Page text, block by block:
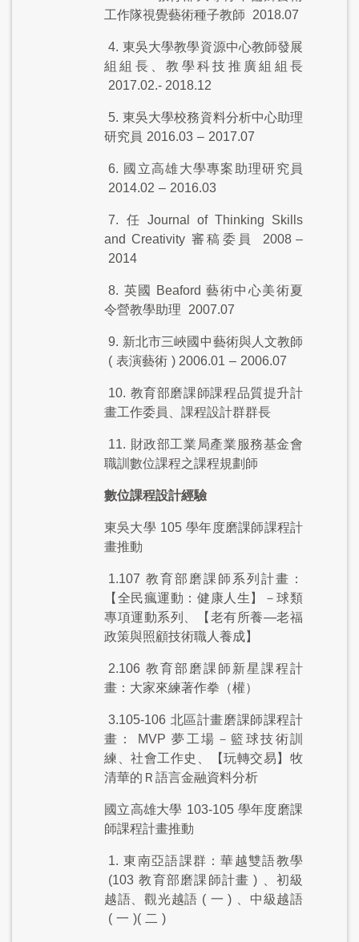
工作隊視覺藝術種子教師
2018.07
4. 東吳大學教學資源中心教師發展
組組長、教學科技推廣組組長
2017.02.- 2018.12
5. 東吳大學校務資料分析中心助理
研究員 2016.03 – 2017.07
6. 國立高雄大學專案助理研究員
2014.02 – 2016.03
7. 任 Journal of Thinking Skills
and Creativity 審稿委員 2008 –
2014
8. 英國 Beaford 藝術中心美術夏
令營教學助理
2007.07
9. 新北市三峽國中藝術與人文教師
( 表演藝術 ) 2006.01 – 2006.07
10. 教育部磨課師課程品質提升計
畫工作委員、課程設計群群長
11. 財政部工業局產業服務基金會
職訓數位課程之課程規劃師
數位課程設計經驗
東吳大學 105 學年度磨課師課程計
畫推動
1.107 教育部磨課師系列計畫：
【全民瘋運動：健康人生】－球類
專項運動系列、【老有所養—老福
政策與照顧技術職人養成】
2.106 教育部磨課師新星課程計
畫：大家來練著作拳（權）
3.105-106 北區計畫磨課師課程計
畫：
MVP 夢工場－籃球技術訓
練、社會工作史、【玩轉交易】牧
清華的Ｒ語言金融資料分析
國立高雄大學 103-105 學年度磨課
師課程計畫推動
1. 東南亞語課群：華越雙語教學
(103 教育部磨課師計畫 )
、初級
越語、觀光越語 ( 一 )
、中級越語
( 一 )( 二 )